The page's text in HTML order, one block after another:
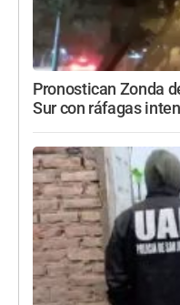
Pronostican Zonda
Sur con ráfagas